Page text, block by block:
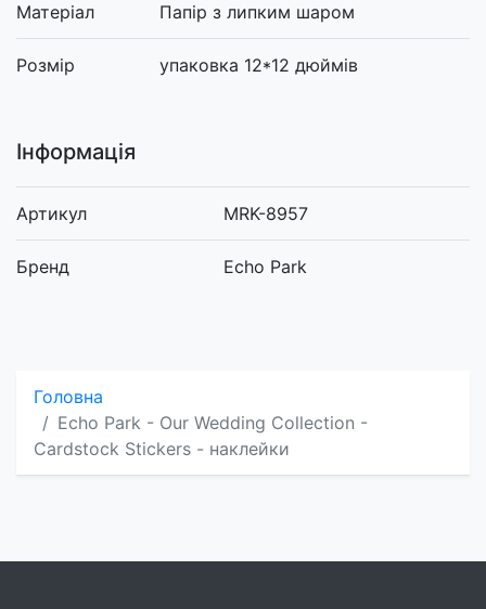
Матеріал Папір з липким шаром
Розмір упаковка 12*12 дюймів
Інформація
Артикул MRK-8957
Бренд Echo Park
Головна
Echo Park - Our Wedding Collection -
Cardstock Stickers - наклейки